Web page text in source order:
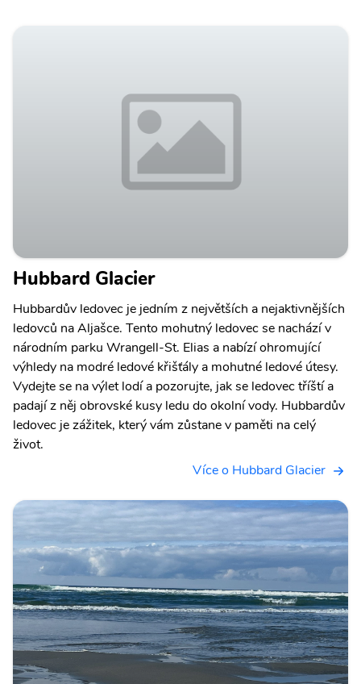
Hubbard Glacier
Hubbardův ledovec je jedním z největších a nejaktivnějších
ledovců na Aljašce. Tento mohutný ledovec se nachází v
národním parku Wrangell-St. Elias a nabízí ohromující
výhledy na modré ledové křišťály a mohutné ledové útesy.
Vydejte se na výlet lodí a pozorujte, jak se ledovec tříští a
padají z něj obrovské kusy ledu do okolní vody. Hubbardův
ledovec je zážitek, který vám zůstane v paměti na celý
život.
Více o Hubbard Glacier